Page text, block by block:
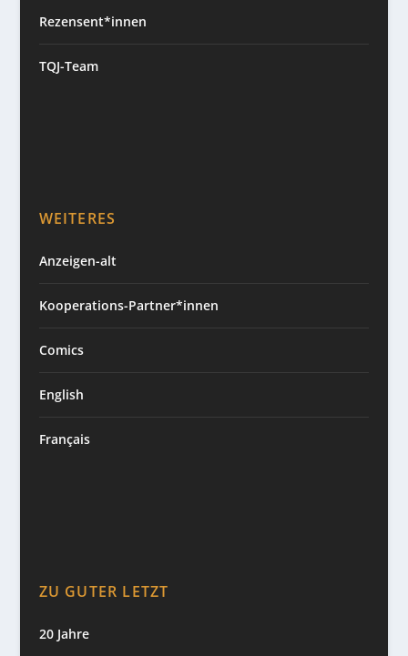
Rezensent*innen
TQJ-Team
WEITERES
Anzeigen-alt
Kooperations-Partner*innen
Comics
English
Français
ZU GUTER LETZT
20 Jahre